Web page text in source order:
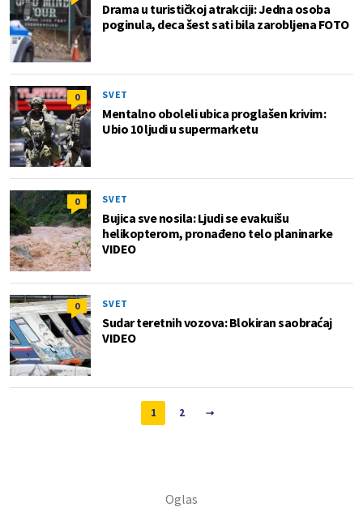
Drama u turističkoj atrakciji: Jedna osoba
poginula, deca šest sati bila zarobljena FOTO
0 SVET
Mentalno oboleli ubica proglašen krivim:
Ubio 10 ljudi u supermarketu
0 SVET
Bujica sve nosila: Ljudi se evakuišu
helikopterom, pronađeno telo planinarke
VIDEO
0 SVET
Sudar teretnih vozova: Blokiran saobraćaj
VIDEO
1 2